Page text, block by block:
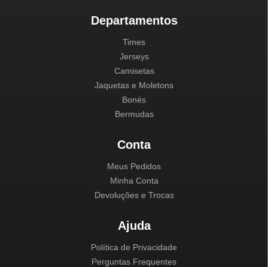
Departamentos
Times
Jerseys
Camisetas
Jaquetas e Moletons
Bonés
Bermudas
Conta
Meus Pedidos
Minha Conta
Devoluções e Trocas
Ajuda
Política de Privacidade
Perguntas Frequentes